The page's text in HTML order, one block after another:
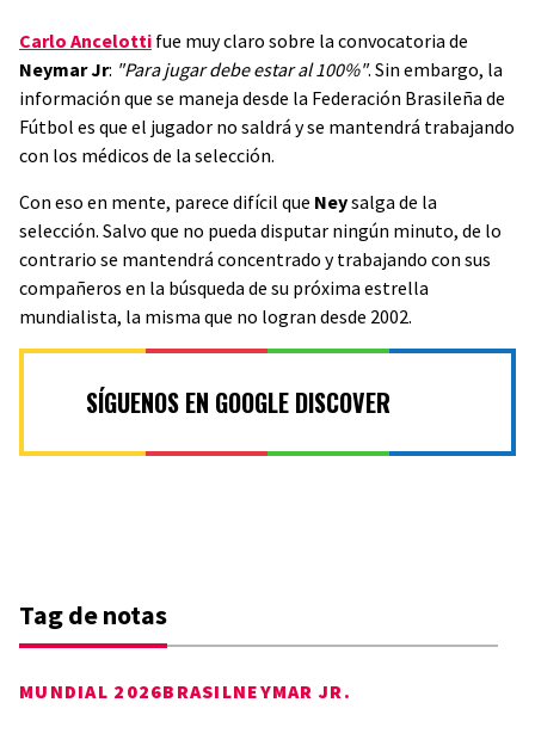
Carlo Ancelotti fue muy claro sobre la convocatoria de
Neymar Jr: "Para jugar debe estar al 100%". Sin embargo, la
información que se maneja desde la Federación Brasileña de
Fútbol es que el jugador no saldrá y se mantendrá trabajando
con los médicos de la selección.
Con eso en mente, parece difícil que Neysalga de la
selección. Salvo que no pueda disputar ningún minuto, de lo
contrario se mantendrá concentrado y trabajando con sus
compañeros en la búsqueda de su próxima estrella
mundialista, la misma que no logran desde 2002.
SÍGUENOS EN GOOGLE DISCOVER
Tag de notas
MUNDIAL 2026BRASILNEYMAR JR.